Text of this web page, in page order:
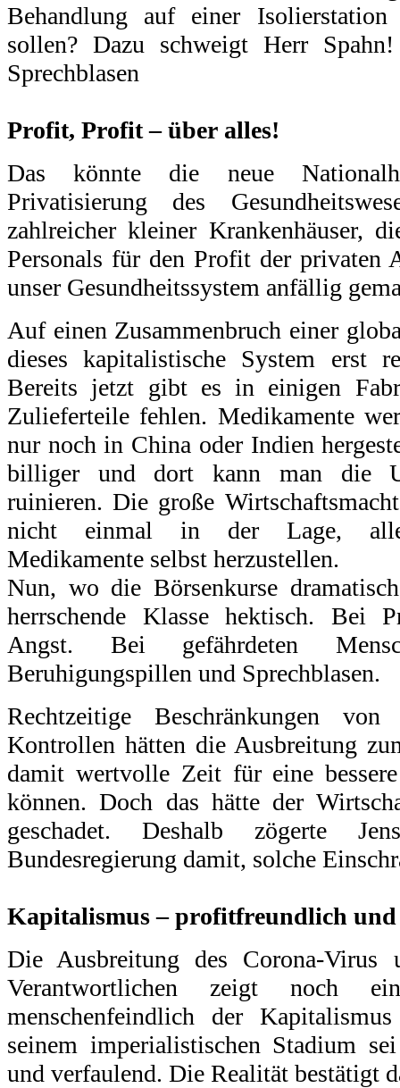
Behandlung auf einer Isolierstation
sollen? Dazu schweigt Herr
Sprechblasen
Profit, Profit – über alles!
Das könnte die neue
Privatisierung des
zahlreicher kleiner Krankenhäuser,
Personals für den Profit der privaten
unser Gesundheitssystem anfällig
Auf einen Zusammenbruch einer
dieses kapitalistische System erst
Bereits jetzt gibt es in einigen
Zulieferteile fehlen. Medikamente
nur noch in China oder Indien
billiger und dort kann man die
ruinieren. Die große
nicht einmal in der Lage, alle
Medikamente selbst herzustellen.
Nun, wo die Börsenkurse
herrschende Klasse hektisch. Bei
Angst. Bei gefährdeten
Beruhigungspillen und Sprechblasen.
Rechtzeitige Beschränkungen
Kontrollen hätten die Ausbreitung
damit wertvolle Zeit für eine
können. Doch das hätte der
geschadet. Deshalb zögerte
Bundesregierung damit, solche
Kapitalismus – profitfreundlich und
Die Ausbreitung des Corona-Virus
Verantwortlichen zeigt noch
menschenfeindlich der
seinem imperialistischen Stadium
und verfaulend. Die Realität bestätigt